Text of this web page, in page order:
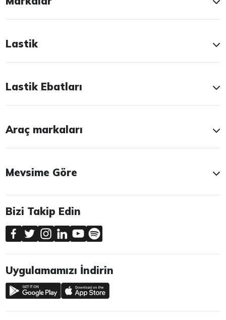
Lastik
Lastik Ebatları
Araç markaları
Mevsime Göre
Bizi Takip Edin
Uygulamamızı İndirin